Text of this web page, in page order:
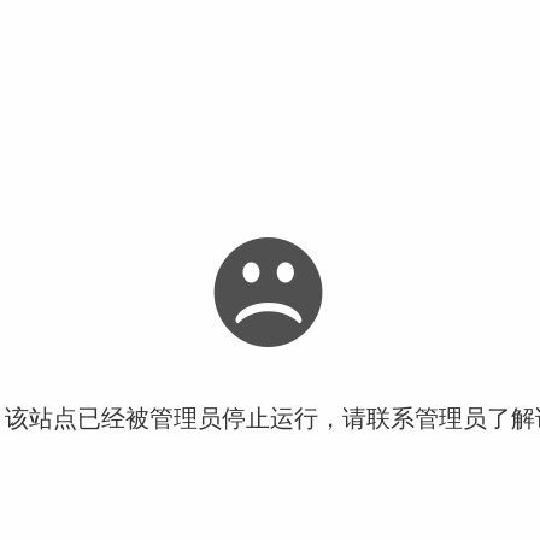
站点已经被管理员停止运行，请联系管理员了